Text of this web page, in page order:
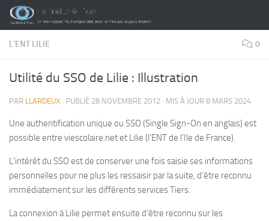
Skip to content
L'ENT LILIE 0
Utilité du SSO de Lilie : Illustration
PAR LLARDEUX · PUBLIÉ 28 NOVEMBRE 2012 · MIS À JOUR 8 MARS 2024
Une authentification unique ou SSO (Single Sign-On en anglais) est
possible entre viescolaire.net et Lilie (l’ENT de l’Ile de France).
L’intérêt du SSO est de conserver une fois saisie ses informations
personnelles pour ne plus les ressaisir par la suite, d’être reconnu
immédiatement sur les différents services Tiers.
La connexion à Lilie permet ensuite d’être reconnu sur les